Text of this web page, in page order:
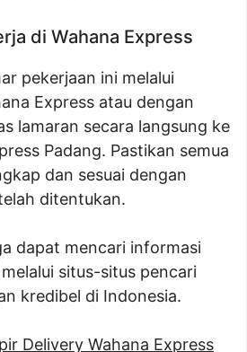
di Wahana Express
pekerjaan ini melalui
Express atau dengan
lamaran secara langsung ke
Padang. Pastikan semua
dan sesuai dengan
ditentukan.
dapat mencari informasi
situs-situs pencari
kredibel di Indonesia.
Delivery Wahana Express